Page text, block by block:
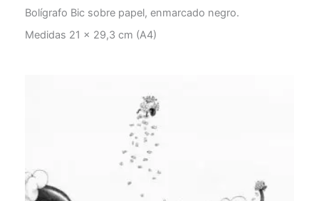
Bolígrafo Bic sobre papel, enmarcado negro.
Medidas 21 x 29,3 cm (A4)